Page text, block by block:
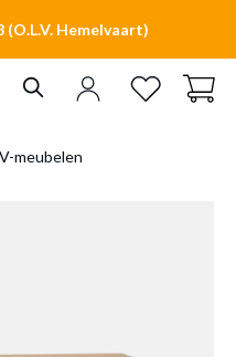
Hemelvaart)
meubelen